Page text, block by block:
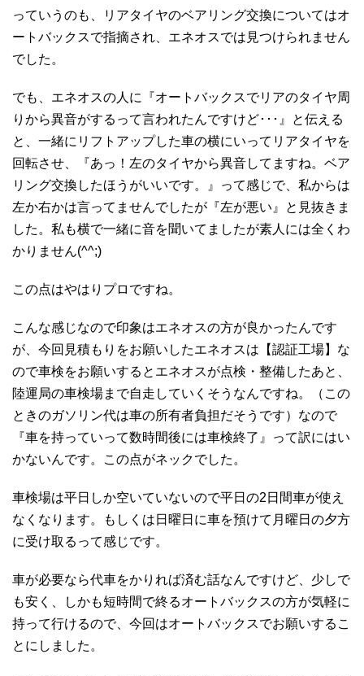
っていうのも、リアタイヤのベアリング交換についてはオ
ートバックスで指摘され、エネオスでは見つけられません
でした。
でも、エネオスの人に『オートバックスでリアのタイヤ周
りから異音がするって言われたんですけど･･･』と伝える
と、一緒にリフトアップした車の横にいってリアタイヤを
回転させ、『あっ！左のタイヤから異音してますね。ベア
リング交換したほうがいいです。』って感じで、私からは
左か右かは言ってませんでしたが『左が悪い』と見抜きま
した。私も横で一緒に音を聞いてましたが素人には全くわ
かりません(^^;)
この点はやはりプロですね。
こんな感じなので印象はエネオスの方が良かったんです
が、今回見積もりをお願いしたエネオスは【認証工場】な
ので車検をお願いするとエネオスが点検・整備したあと、
陸運局の車検場まで自走していくそうなんですね。（この
ときのガソリン代は車の所有者負担だそうです）なので
『車を持っていって数時間後には車検終了』って訳にはい
かないんです。この点がネックでした。
車検場は平日しか空いていないので平日の2日間車が使え
なくなります。もしくは日曜日に車を預けて月曜日の夕方
に受け取るって感じです。
車が必要なら代車をかりれば済む話なんですけど、少しで
も安く、しかも短時間で終るオートバックスの方が気軽に
持って行けるので、今回はオートバックスでお願いするこ
とにしました。